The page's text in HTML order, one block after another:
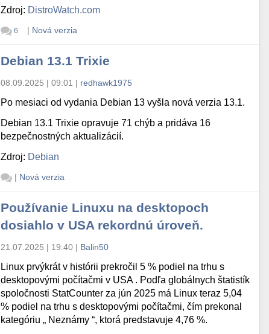
Zdroj: DistroWatch.com
6 | Nová verzia
Debian 13.1 Trixie
08.09.2025 | 09:01 | redhawk1975
Po mesiaci od vydania Debian 13 vyšla nová verzia 13.1.
Debian 13.1 Trixie opravuje 71 chýb a pridáva 16
bezpečnostných aktualizácií.
Zdroj: Debian
| Nová verzia
Používanie Linuxu na desktopoch
dosiahlo v USA rekordnú úroveň.
21.07.2025 | 19:40 | Balin50
Linux prvýkrát v histórii prekročil 5 % podiel na trhu s
desktopovými počítačmi v USA . Podľa globálnych štatistík
spoločnosti StatCounter za jún 2025 má Linux teraz 5,04
% podiel na trhu s desktopovými počítačmi, čím prekonal
kategóriu „ Neznámy “, ktorá predstavuje 4,76 %.